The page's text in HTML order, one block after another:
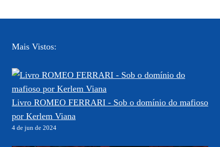
Mais Vistos:
Livro ROMEO FERRARI - Sob o domínio do mafioso
por Kerlem Viana
4 de jun de 2024